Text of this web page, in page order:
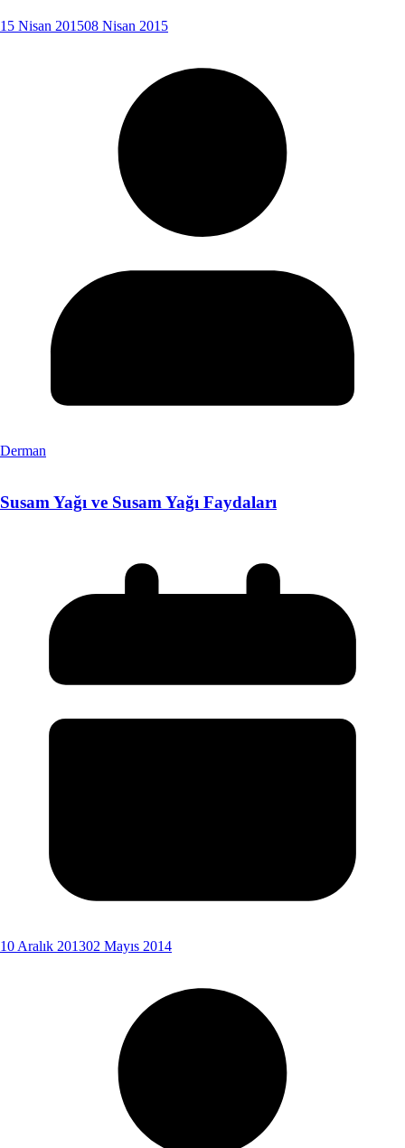
15 Nisan 201508 Nisan 2015
Derman
Susam Yağı ve Susam Yağı Faydaları
10 Aralık 201302 Mayıs 2014